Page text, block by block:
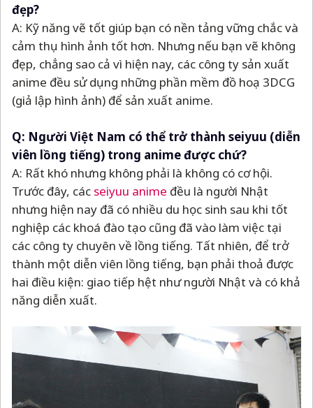
đẹp?
A: Kỹ năng vẽ tốt giúp bạn có nền tảng vững chắc và
cảm thụ hình ảnh tốt hơn. Nhưng nếu bạn vẽ không
đẹp, chẳng sao cả vì hiện nay, các công ty sản xuất
anime đều sử dụng những phần mềm đồ hoạ 3DCG
(giả lập hình ảnh) để sản xuất anime.
Q: Người Việt Nam có thể trở thành seiyuu (diễn
viên lồng tiếng) trong anime được chứ?
A: Rất khó nhưng không phải là không có cơ hội.
Trước đây, các seiyuu anime đều là người Nhật
nhưng hiện nay đã có nhiều du học sinh sau khi tốt
nghiệp các khoá đào tạo cũng đã vào làm việc tại
các công ty chuyên về lồng tiếng. Tất nhiên, để trở
thành một diễn viên lồng tiếng, bạn phải thoả được
hai điều kiện: giao tiếp hệt như người Nhật và có khả
năng diễn xuất.